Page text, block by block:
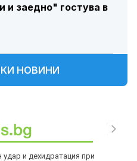
и заедно" гостува в
НОВИНИ
удар и дехидратация при